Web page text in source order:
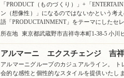
「PRODUCT（ものづくり）」+「
ン（想像性）」になるのではないかという考
語「PRODUCTAINMENT」をテーマにしたセ
所在地
東京都武蔵野市吉祥寺本町1-38-5 小川
アルマーニ エクスチェンジ 吉
アルマーニグループのカジュアルライン。
会的な感性と個性的なスタイルを提供いたし